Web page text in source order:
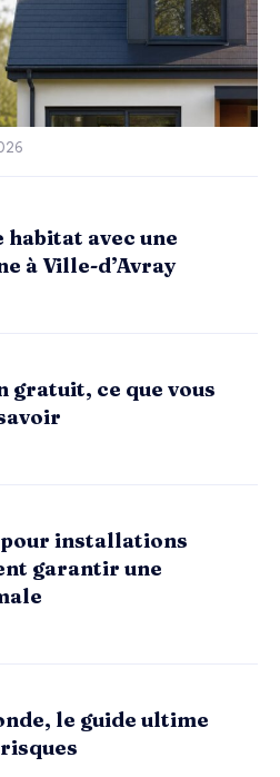
avec une
à Ville-d’Avray
gratuit, ce que vous
installations
garantir une
le guide ultime